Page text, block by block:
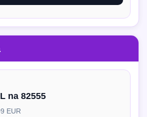
na 82555
EUR